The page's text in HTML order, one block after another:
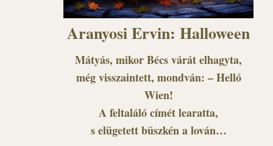
Aranyosi Ervin: Halloween
Mátyás, mikor Bécs várát elhagyta,
még visszaintett, mondván: – Helló
Wien!
A feltaláló címét learatta,
s elügetett büszkén a lován…